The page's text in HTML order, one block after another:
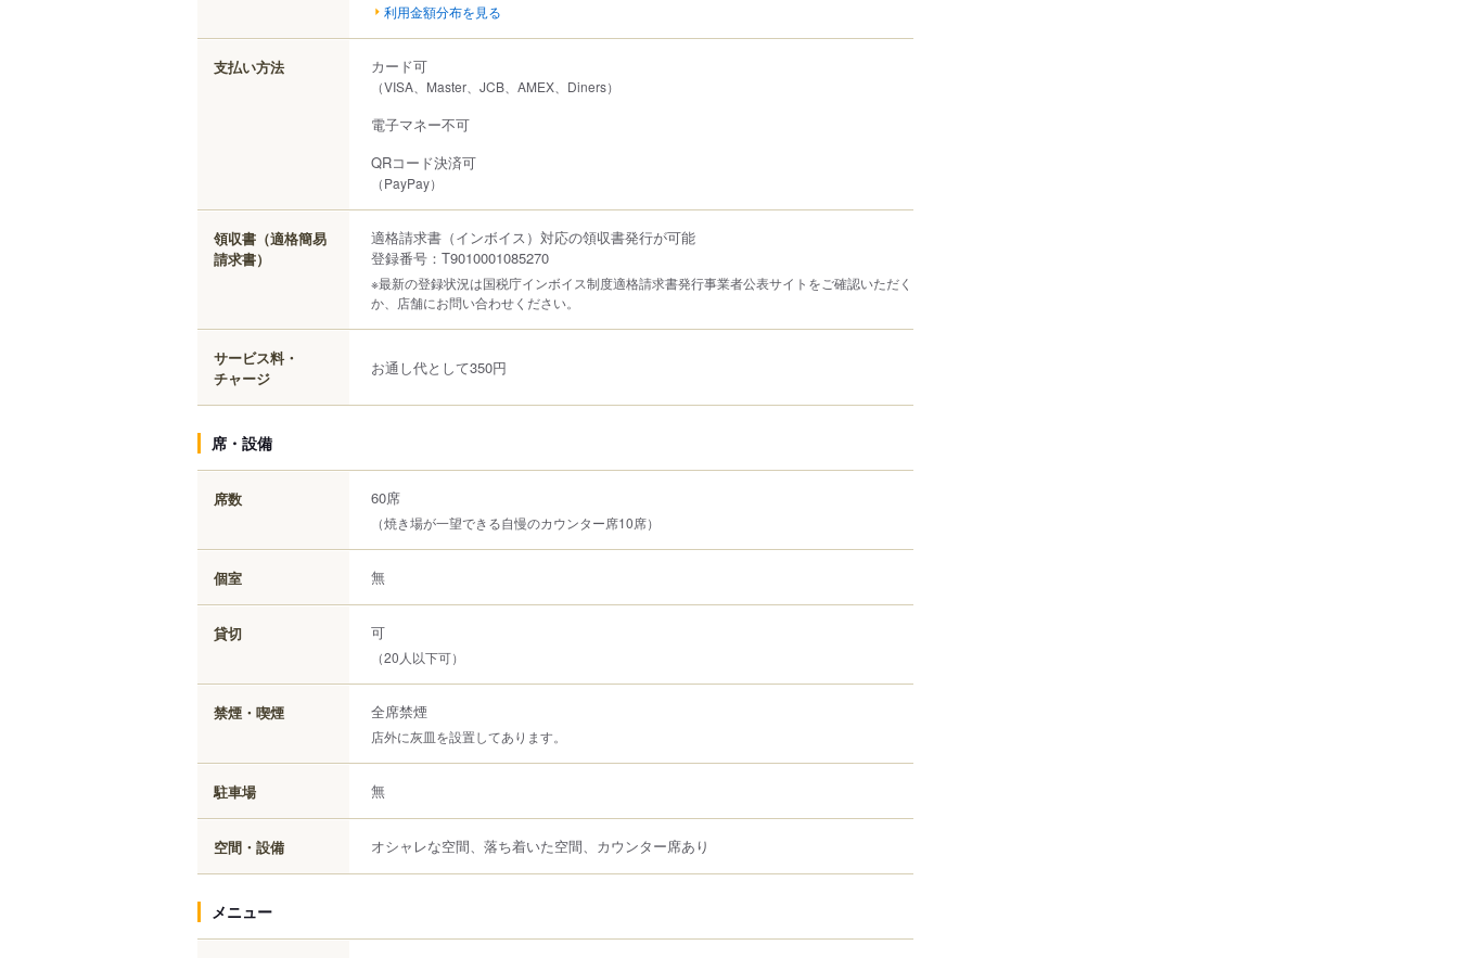
利用金額分布を見る
支払い方法 カード可
（VISA、Master、JCB、AMEX、Diners）
電子マネー不可
QRコード決済可
（PayPay）
領収書（適格簡易
請求書）
適格請求書（インボイス）対応の領収書発行が可能
登録番号：T9010001085270
※最新の登録状況は国税庁インボイス制度適格請求書発行事業者公表サイトをご確認いただく
か、店舗にお問い合わせください。
サービス料・
チャージ
お通し代として350円
席・設備
席数 60席
（焼き場が一望できる自慢のカウンター席10席）
個室 無
貸切 可
（20人以下可）
禁煙・喫煙 全席禁煙
店外に灰皿を設置してあります。
駐車場 無
空間・設備 オシャレな空間、落ち着いた空間、カウンター席あり
メニュー